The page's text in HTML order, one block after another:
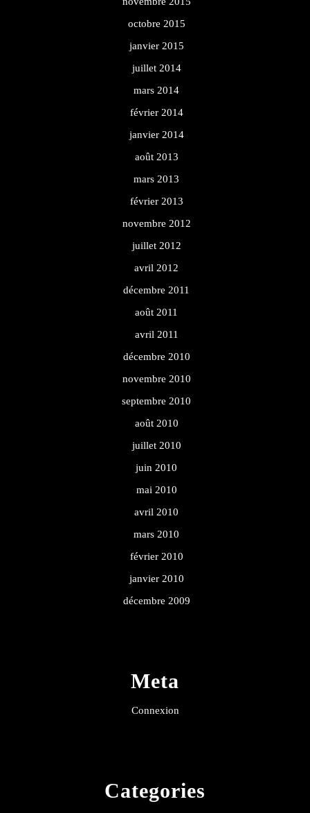
octobre 2015
janvier 2015
juillet 2014
mars 2014
février 2014
janvier 2014
août 2013
mars 2013
février 2013
novembre 2012
juillet 2012
avril 2012
décembre 2011
août 2011
avril 2011
décembre 2010
novembre 2010
septembre 2010
août 2010
juillet 2010
juin 2010
mai 2010
avril 2010
mars 2010
février 2010
janvier 2010
décembre 2009
Meta
Connexion
Categories